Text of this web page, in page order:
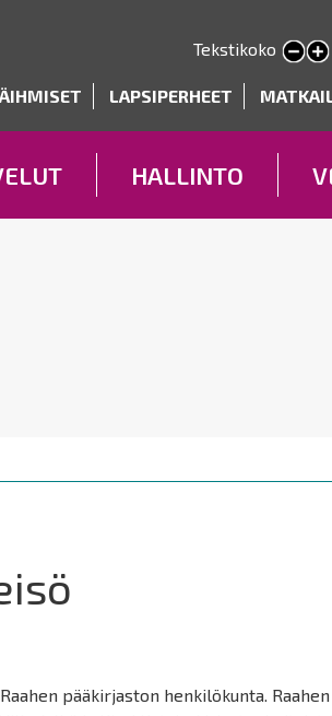
pääsisältöön
Tekstikoko
Pienennä tekstin kokoa
Suurenna tekstin kokoa
LAPSIPERHEET
HALLINTO
pääkirjaston henkilökunta. Raahen